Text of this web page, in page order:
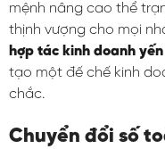
mệnh nâng cao thể
thịnh vượng cho mọi
hợp tác kinh doanh
tạo một đế chế kinh
chắc.
Chuyển đổi số